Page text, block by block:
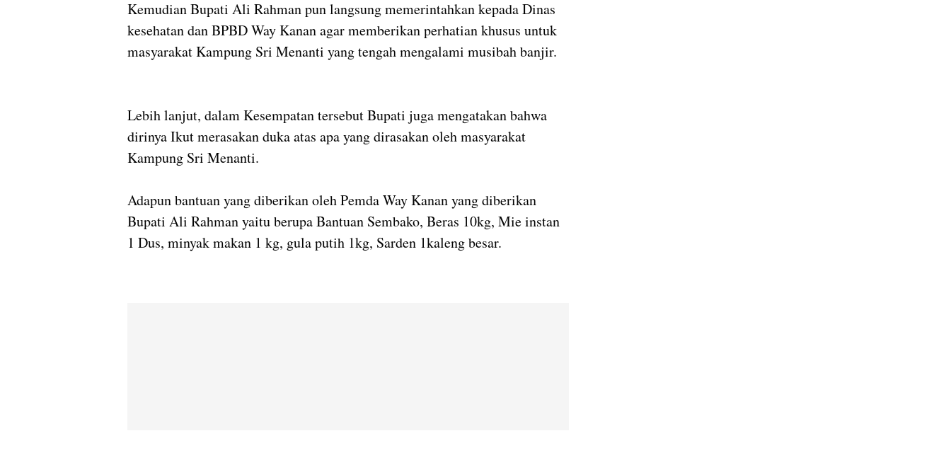
Kemudian Bupati Ali Rahman pun langsung memerintahkan kepada Dinas
kesehatan dan BPBD Way Kanan agar memberikan perhatian khusus untuk
masyarakat Kampung Sri Menanti yang tengah mengalami musibah banjir.
Lebih lanjut, dalam Kesempatan tersebut Bupati juga mengatakan bahwa
dirinya Ikut merasakan duka atas apa yang dirasakan oleh masyarakat
Kampung Sri Menanti.
Adapun bantuan yang diberikan oleh Pemda Way Kanan yang diberikan
Bupati Ali Rahman yaitu berupa Bantuan Sembako, Beras 10kg, Mie instan
1 Dus, minyak makan 1 kg, gula putih 1kg, Sarden 1kaleng besar.